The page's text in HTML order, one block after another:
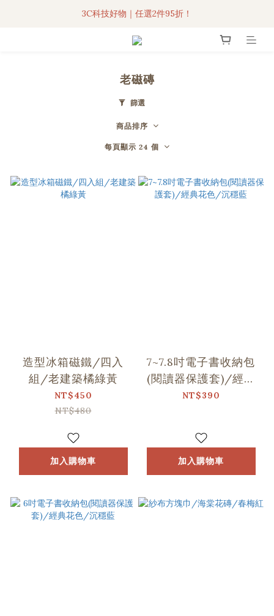
3C科技好物｜任選2件95折！
3C科技好物｜任選2件95折！
聯名iPhone手機殼現貨4折起🔥
3C科技好物｜任選2件95折！
老磁磚
篩選
商品排序
每頁顯示 24 個
造型冰箱磁鐵/四入
組/老建築橘綠黃
NT$450
NT$480
加入購物車
7~7.8吋電子書收納包
(閱讀器保護套)/經典
花色/沉穩藍
NT$390
加入購物車